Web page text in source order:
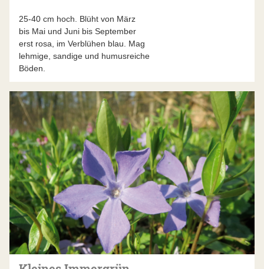
25-40 cm hoch. Blüht von März
bis Mai und Juni bis September
erst rosa, im Verblühen blau. Mag
lehmige, sandige und humusreiche
Böden.